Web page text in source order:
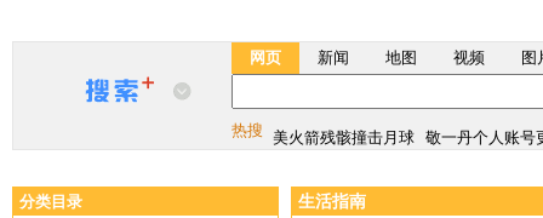
网页 新闻 地图 视频 图
热搜
美火箭残骸撞击月球 敬一丹个人账号
美火箭残骸撞击月球
生活指南
分类目录